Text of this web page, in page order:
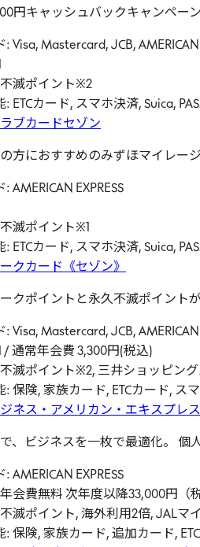
円キャッシュバックキャンペー
Visa, Mastercard, JCB, AMERICAN
滅ポイント※2
ETCカード, スマホ決済, Suica,
ブカードセゾン
方におすすめのみずほマイレー
AMERICAN EXPRESS
滅ポイント※1
ETCカード, スマホ決済, Suica,
クカード《セゾン》
クポイントと永久不滅ポイント
Visa, Mastercard, JCB, AMERICAN
通常年会費 3,300円(税込)
滅ポイント※2, 三井ショッピン
保険, 家族カード, ETCカード, ス
ネス・アメリカン・エキスプレ
、ビジネスを一枚で最適化。
AMERICAN EXPRESS
会費無料 次年度以降33,000円（税
滅ポイント, 海外利用2倍, JALマ
保険, 家族カード, 追加カード,